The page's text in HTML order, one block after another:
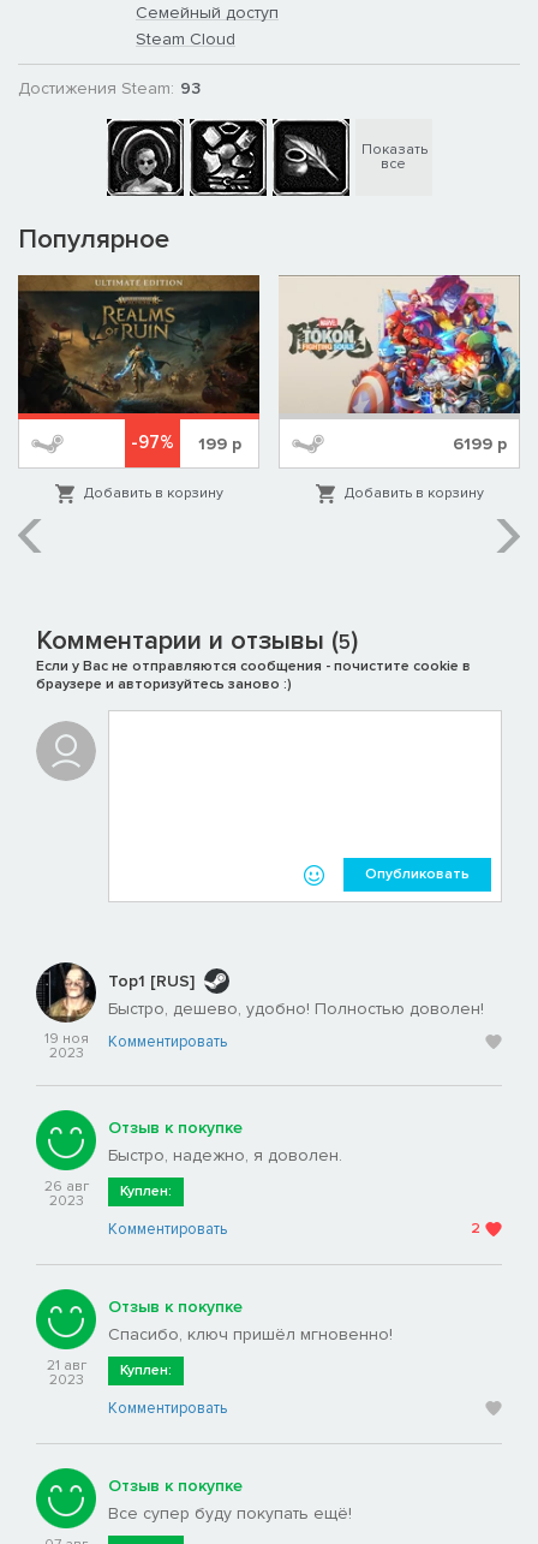
Семейный доступ
Steam Cloud
Достижения Steam: 93
Показать
все
Популярное
-97% 199р
Добавить в корзину
6199 р
Добавить в корзину
Комментарии и отзывы (5)
Если у Вас не отправляются сообщения - почистите cookie в
браузере и авторизуйтесь заново :)
Опубликовать
19 ноя
2023
Top1 [RUS]
Быстро, дешево, удобно! Полностью доволен!
Комментировать
26 авг
2023
Отзыв к покупке
Быстро, надежно, я доволен.
Куплен:
Комментировать 2
21 авг
2023
Отзыв к покупке
Спасибо, ключ пришёл мгновенно!
Куплен:
Комментировать
Отзыв к покупке
Все супер буду покупать ещё!